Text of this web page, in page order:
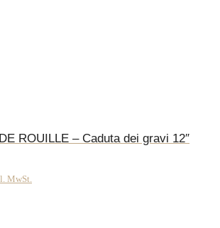
ROUILLE – Caduta dei gravi 12″
MwSt.